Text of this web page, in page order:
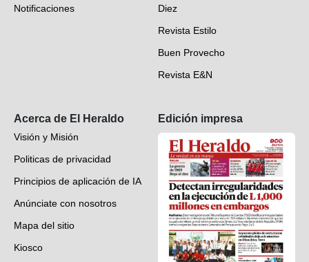
Videos
Notificaciones
Diez
Revista Estilo
Buen Provecho
Revista E&N
Acerca de El Heraldo
Visión y Misión
Politicas de privacidad
Principios de aplicación de IA
Anúnciate con nosotros
Mapa del sitio
Kiosco
Edición impresa